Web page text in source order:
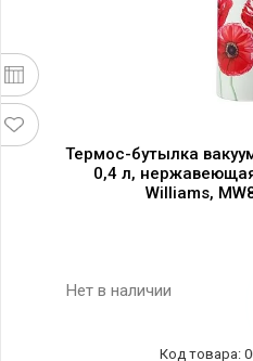
Термос-бутылка
0,4 л,
Williams,
Нет в наличии